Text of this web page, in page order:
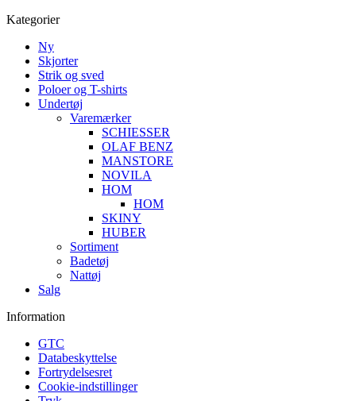
Kategorier
Ny
Skjorter
Strik og sved
Poloer og T-shirts
Undertøj
Varemærker
SCHIESSER
OLAF BENZ
MANSTORE
NOVILA
HOM
HOM
SKINY
HUBER
Sortiment
Badetøj
Nattøj
Salg
Information
GTC
Databeskyttelse
Fortrydelsesret
Cookie-indstillinger